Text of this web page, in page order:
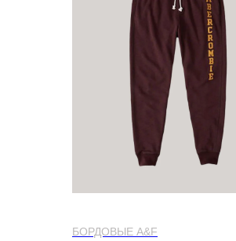
БОРДОВЫЕ A&F